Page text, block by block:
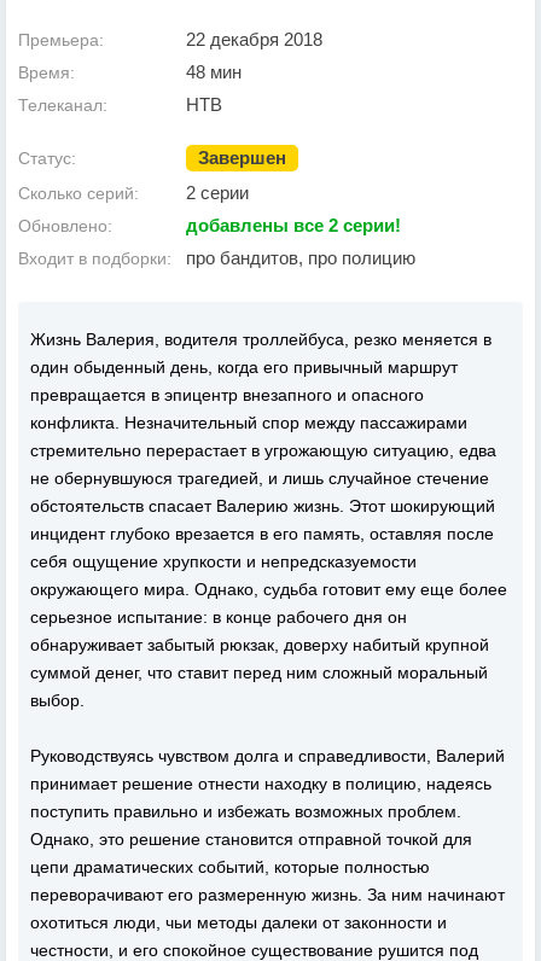
Премьера: 22 декабря 2018
Время: 48 мин
Телеканал: НТВ
Статус: Завершен
Сколько серий: 2 серии
Обновлено: добавлены все 2 серии!
Входит в подборки: про бандитов, про полицию
Жизнь Валерия, водителя троллейбуса, резко меняется в
один обыденный день, когда его привычный маршрут
превращается в эпицентр внезапного и опасного
конфликта. Незначительный спор между пассажирами
стремительно перерастает в угрожающую ситуацию, едва
не обернувшуюся трагедией, и лишь случайное стечение
обстоятельств спасает Валерию жизнь. Этот шокирующий
инцидент глубоко врезается в его память, оставляя после
себя ощущение хрупкости и непредсказуемости
окружающего мира. Однако, судьба готовит ему еще более
серьезное испытание: в конце рабочего дня он
обнаруживает забытый рюкзак, доверху набитый крупной
суммой денег, что ставит перед ним сложный моральный
выбор.
Руководствуясь чувством долга и справедливости, Валерий
принимает решение отнести находку в полицию, надеясь
поступить правильно и избежать возможных проблем.
Однако, это решение становится отправной точкой для
цепи драматических событий, которые полностью
переворачивают его размеренную жизнь. За ним начинают
охотиться люди, чьи методы далеки от законности и
честности, и его спокойное существование рушится под